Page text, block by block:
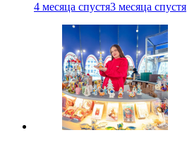
4 месяца спустя3 месяца спустя